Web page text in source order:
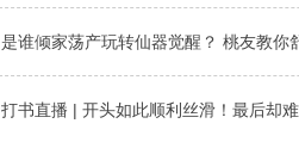
是谁倾家荡产玩转仙器觉醒？ 桃友教你
打书直播 | 开头如此顺利丝滑！最后却